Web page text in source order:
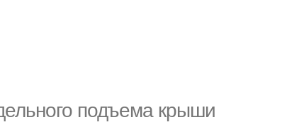
подъема крыши